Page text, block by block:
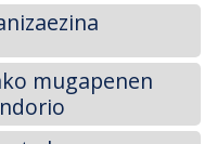
mugapenen